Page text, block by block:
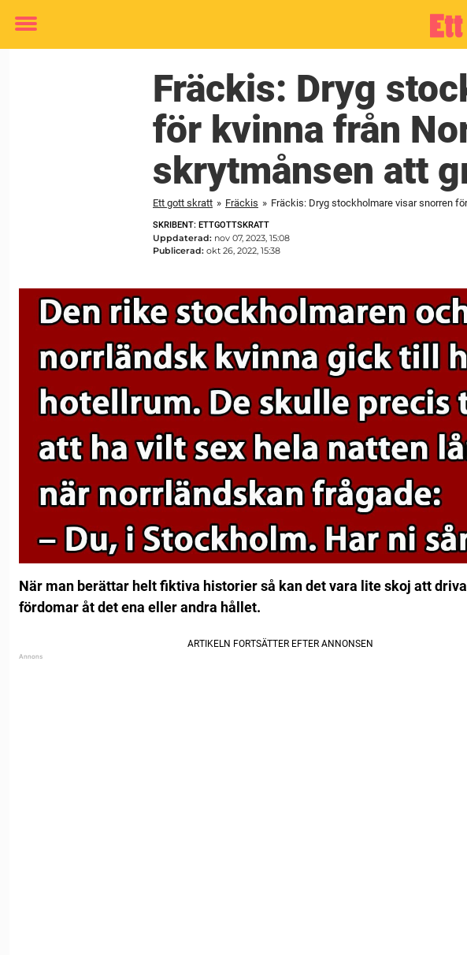
Toggle
Fräckis: Dryg
för kvinna från
skrytmånsen att
Ett gott skratt » Fräckis » Fräckis: Dryg stockholmare visar snorren
SKRIBENT: ETTGOTTSKRATT
Uppdaterad: nov 07, 2023, 15:08
Publicerad: okt 26, 2022, 15:38
När man berättar helt fiktiva historier så kan det vara lite skoj att
fördomar åt det ena eller andra hållet.